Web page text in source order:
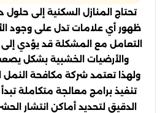
تحتاج المنازل السكنية إلى
ظهور أي علامات تدل على وجود
التعامل مع المشكلة قد يؤدي إلى
والأرضيات الخشبية بشكل
ولهذا تعتمد شركة مكافحة النمل
تنفيذ برامج معالجة متكاملة
الدقيق لتحديد أماكن انتشار